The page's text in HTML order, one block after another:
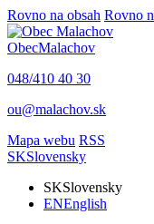
Rovno na obsah Rovno
ObecMalachov
048/410 40 30
ou@malachov.sk
Mapa webu RSS
SKSlovensky
SKSlovensky
ENEnglish